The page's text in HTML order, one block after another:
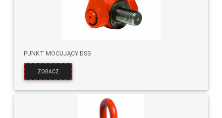
PUNKT MOCUJĄCY DSS
ZOBACZ